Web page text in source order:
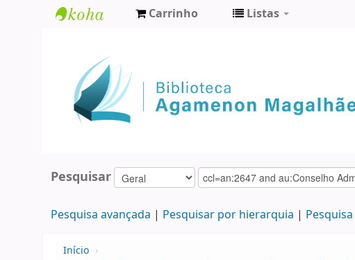
Agamenon
Magalhães
Carrinho Listas
Pesquisar
Pesquisa avançada Pesquisar por hierarquia
Início ›